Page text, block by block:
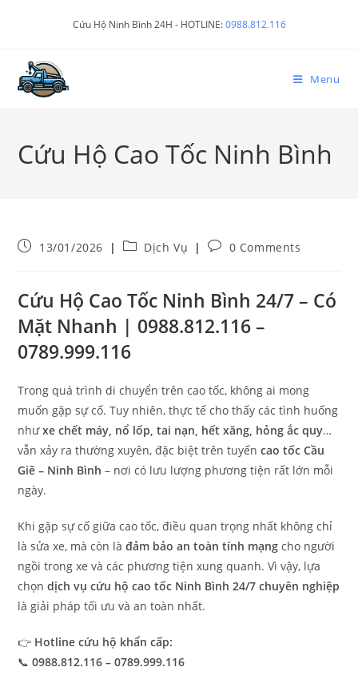
Cứu Hộ Ninh Bình 24H - HOTLINE:0988.812.116
Menu
Cứu Hộ Cao Tốc Ninh Bình
13/01/2026 Dịch Vụ 0 Comments
Cứu Hộ Cao Tốc Ninh Bình 24/7 – Có
Mặt Nhanh | 0988.812.116 –
0789.999.116
Trong quá trình di chuyển trên cao tốc, không ai mong
muốn gặp sự cố. Tuy nhiên, thực tế cho thấy các tình huống
nhưxe chết máy, nổ lốp, tai nạn, hết xăng, hỏng ắc quy…
vẫn xảy ra thường xuyên, đặc biệt trên tuyếncao tốc Cầu
Giẽ – Ninh Bình – nơi có lưu lượng phương tiện rất lớn mỗi
ngày.
Khi gặp sự cố giữa cao tốc, điều quan trọng nhất không chỉ
là sửa xe, mà còn làđảm bảo an toàn tính mạng cho người
ngồi trong xe và các phương tiện xung quanh. Vì vậy, lựa
chọndịch vụ cứu hộ cao tốc Ninh Bình 24/7 chuyên nghiệp
là giải pháp tối ưu và an toàn nhất.
👉 Hotline cứu hộ khẩn cấp:
📞0988.812.116 – 0789.999.116